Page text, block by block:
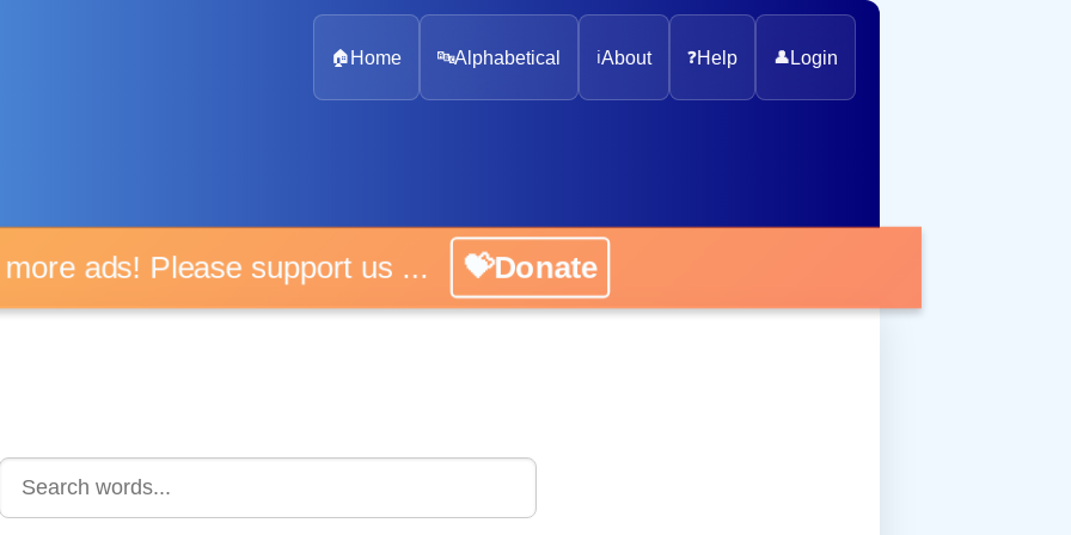
🏠 Home 🔤Alphabetical ℹ️About ❓Help 👤 Login
more ads! Please support us ... 💝Donate